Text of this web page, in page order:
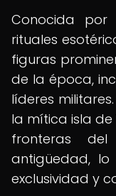
Conocida
rituales
figuras
de la época,
líderes
la mítica isla
fronteras
antigüedad,
exclusividad y